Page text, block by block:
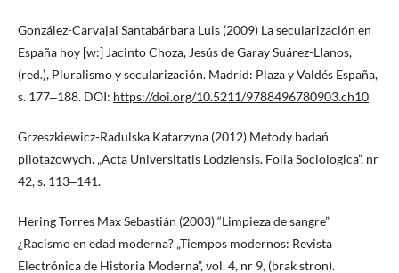
González-Carvajal Santabárbara Luis (2009) La secularización en
España hoy [w:] Jacinto Choza, Jesús de Garay Suárez-Llanos,
(red.), Pluralismo y secularización. Madrid: Plaza y Valdés España,
s. 177‒188. DOI: https://doi.org/10.5211/9788496780903.ch10
Grzeszkiewicz-Radulska Katarzyna (2012) Metody badań
pilotażowych. „Acta Universitatis Lodziensis. Folia Sociologica”, nr
42, s. 113‒141.
Hering Torres Max Sebastián (2003) “Limpieza de sangre”
¿Racismo en edad moderna? „Tiempos modernos: Revista
Electrónica de Historia Moderna”, vol. 4, nr 9, (brak stron).